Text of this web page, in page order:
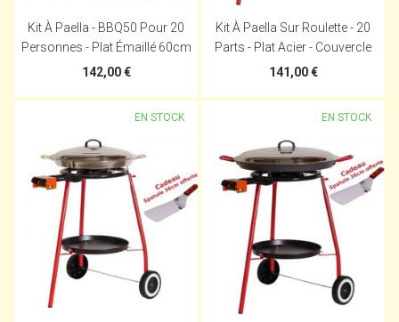
Kit À Paella - BBQ50 Pour 20
Personnes - Plat Émaillé 60cm
142,00 €
Kit À Paella Sur Roulette - 20
Parts - Plat Acier - Couvercle
141,00 €
EN STOCK EN STOCK